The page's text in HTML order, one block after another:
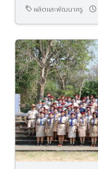
ผลิตและพัฒนาครู